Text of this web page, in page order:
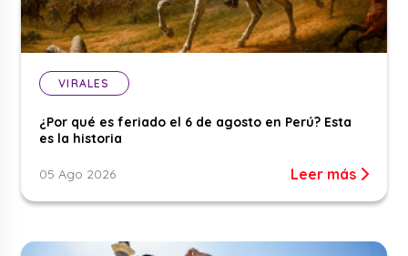
VIRALES
¿Por qué es feriado el 6 de agosto en Perú? Esta
es la historia
05 Ago 2026 Leer más